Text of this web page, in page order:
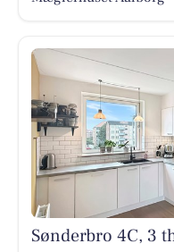
Sønderbro 4C, 3